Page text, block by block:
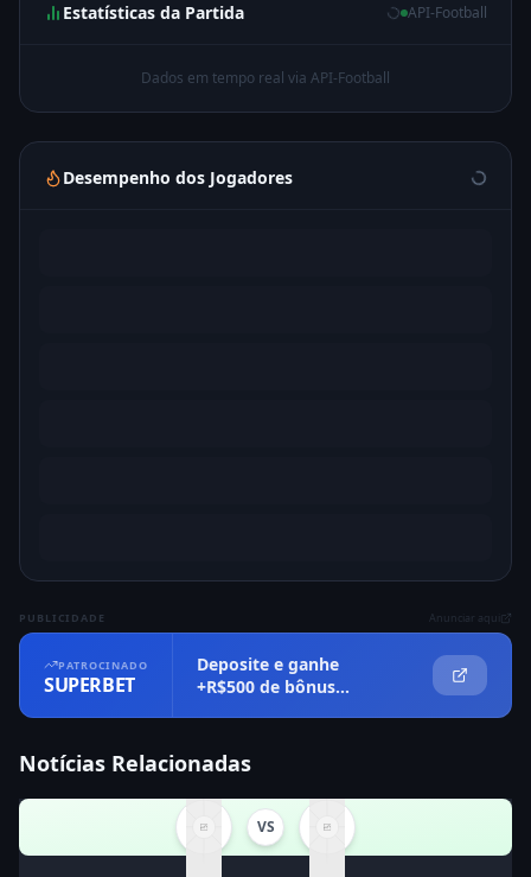
Estatísticas da Partida API-Football
Dados em tempo real via API-Football
Desempenho dos Jogadores
PUBLICIDADE Anunciar aqui
PATROCINADO
SUPERBET
Deposite e ganhe
+R$500 de bônus
Notícias Relacionadas
VS